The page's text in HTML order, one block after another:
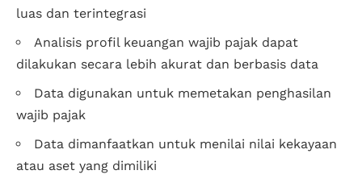
luas dan terintegrasi
Analisis profil keuangan wajib pajak dapat
dilakukan secara lebih akurat dan berbasis data
Data digunakan untuk memetakan penghasilan
wajib pajak
Data dimanfaatkan untuk menilai nilai kekayaan
atau aset yang dimiliki